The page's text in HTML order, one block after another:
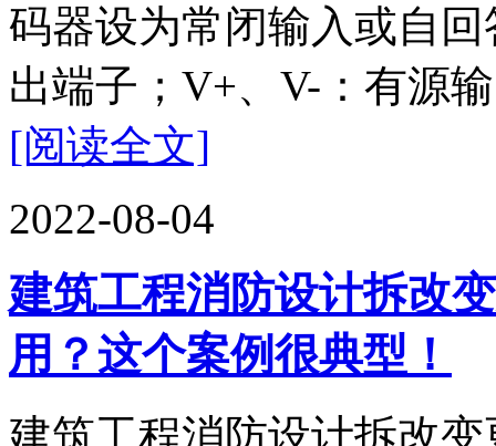
码器设为常闭输入或自
出端子；V+、V-：有源
[阅读全文]
2022-08-04
建筑工程消防设计拆改
用？这个案例很典型！
建筑工程消防设计拆改